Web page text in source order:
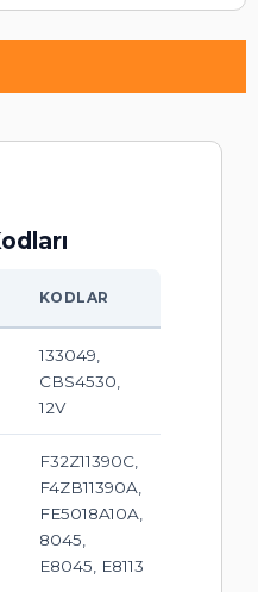
KODLAR
133049,
CBS4530,
12V
F32Z11390C,
F4ZB11390A,
FE5018A10A,
8045,
E8045, E8113